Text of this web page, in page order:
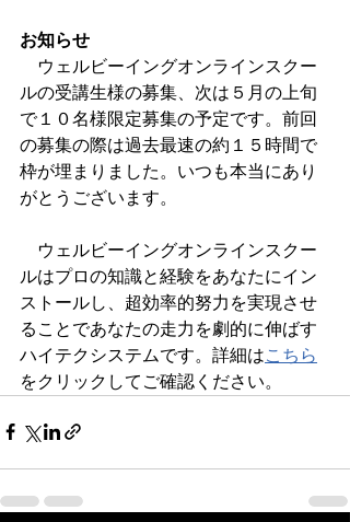
お知らせ
ウェルビーイングオンラインスクー
ルの受講生様の募集、次は５月の上旬
で１０名様限定募集の予定です。前回
の募集の際は過去最速の約１５時間で
枠が埋まりました。いつも本当にあり
がとうございます。
ウェルビーイングオンラインスクー
ルはプロの知識と経験をあなたにイン
ストールし、超効率的努力を実現させ
ることであなたの走力を劇的に伸ばす
ハイテクシステムです。詳細はこちら
をクリックしてご確認ください。